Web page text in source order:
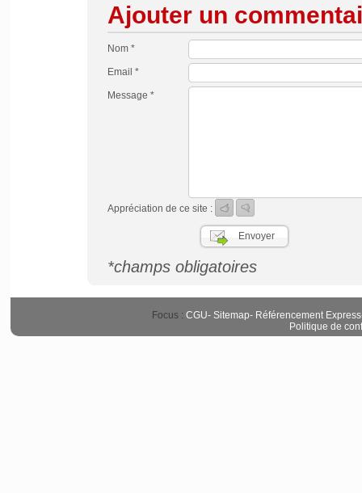
Ajouter un
Nom *
Email *
Message *
Appréciation de ce site :
*champs obligatoires
Focus : CGU- Sitemap- Référencement Express
Politique de